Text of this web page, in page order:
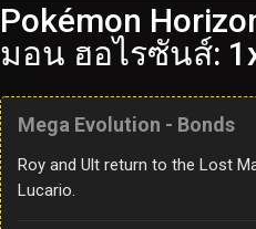
Pokémon
มอน ฮอไรซันส์:
Mega Evolution - Bonds
Roy and Ult return to the Lost
Lucario.